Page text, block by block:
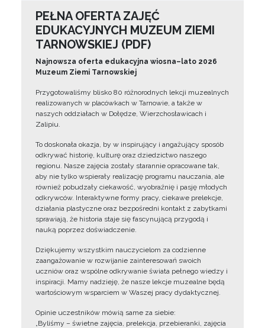
PEŁNA OFERTA ZAJĘĆ
EDUKACYJNYCH MUZEUM ZIEMI
TARNOWSKIEJ (PDF)
Najnowsza oferta edukacyjna wiosna–lato 2026
Muzeum Ziemi Tarnowskiej
Przygotowaliśmy blisko 80 różnorodnych lekcji muzealnych
realizowanych w placówkach w Tarnowie, a także w
naszych oddziałach w Dołędze, Wierzchosławicach i
Zalipiu.
To doskonała okazja, by w inspirujący i angażujący sposób
odkrywać historię, kulturę oraz dziedzictwo naszego
regionu. Nasze zajęcia zostały starannie opracowane tak,
aby nie tylko wspierały realizację programu nauczania, ale
również pobudzały ciekawość, wyobraźnię i pasję młodych
odkrywców. Interaktywne formy pracy, ciekawe prelekcje,
działania plastyczne oraz bezpośredni kontakt z zabytkami
sprawiają, że historia staje się fascynującą przygodą i
nauką poprzez doświadczenie.
Dziękujemy wszystkim nauczycielom za codzienne
zaangażowanie w rozwijanie zainteresowań swoich
uczniów oraz wspólne odkrywanie świata pełnego wiedzy i
inspiracji. Mamy nadzieję, że nasze lekcje muzealne będą
wartościowym wsparciem w Waszej pracy dydaktycznej.
Opinie uczestników mówią same za siebie:
„Byliśmy – świetne zajęcia, prelekcja, przebieranki, zajęcia